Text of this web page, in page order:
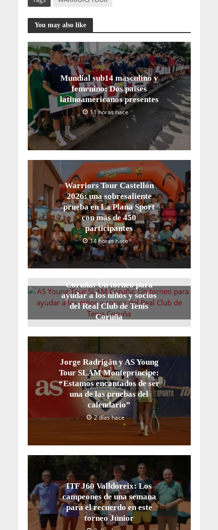
You may also like
Mundial sub14 masculino y
femenino: Dos países
latinoamericanos presentes
11 horas hace
Warriors Tour Castellón
2026: una sobresaliente
prueba en La Plana Sport
con más de 450
participantes
14 horas hace
Coruña: Un torneo para
ayudar a los niños y socios
del Real Club de Tenis
Coruña
Jorge Radrigán y AS Young
Tour SLAM Montepríncipe:
“Estamos encantados de ser
una de las pruebas del
calendario”
2 días hace
ITF J60 Valldoreix: Los
campeones de una semana
para el recuerdo en este
torneo Júnior